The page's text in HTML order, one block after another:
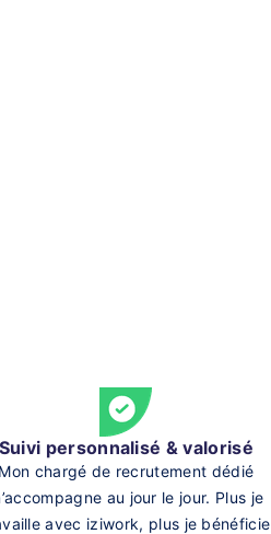
Suivi personnalisé & valorisé
Mon chargé de recrutement dédié
au jour le jour. Plus je
avec iziwork, plus je bénéficie